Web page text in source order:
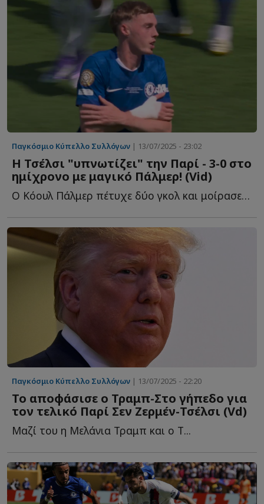
Παγκόσμιο Κύπελλο Συλλόγων | 13/07/2025 - 23:02
Η Τσέλσι "υπνωτίζει" την Παρί - 3-0 στο
ημίχρονο με μαγικό Πάλμερ! (Vid)
Ο Κόουλ Πάλμερ πέτυχε δύο γκολ και μοίρασε μία ασίστ, μ...
Παγκόσμιο Κύπελλο Συλλόγων | 13/07/2025 - 22:20
Το αποφάσισε ο Τραμπ-Στο γήπεδο για
τον τελικό Παρί Σεν Ζερμέν-Τσέλσι (Vd)
Μαζί του η Μελάνια Τραμπ και ο Τ...